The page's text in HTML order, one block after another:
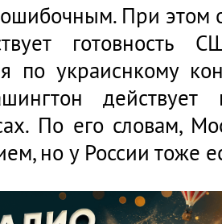
При этом
по украиснкому
По его словам,
но у России тоже